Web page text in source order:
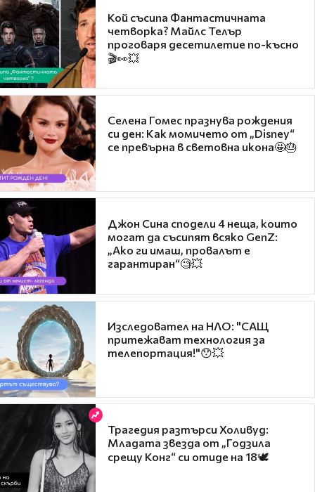
Кой съсипа Фантастичната
четворка? Майлс Телър
проговаря десетилетие по-късно
🎬👀💥
Селена Гомес празнува рождения
си ден: Как момичето от „Disney“
се превърна в световна икона🤩🎂
Джон Сина сподели 4 неща, които
могат да съсипят всяко GenZ:
„Ако ги имаш, провалът е
гарантиран“🧐💥
Изследовател на НЛО: "САЩ
притежават технология за
телепортация!"😯💥
Трагедия разтърси Холивуд:
Младата звезда от „Годзила
срещу Конг“ си отиде на 18🕊️